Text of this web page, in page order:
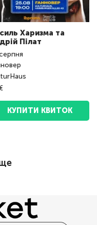
Харизма та
Пілат
КУПИТИ КВИТОК